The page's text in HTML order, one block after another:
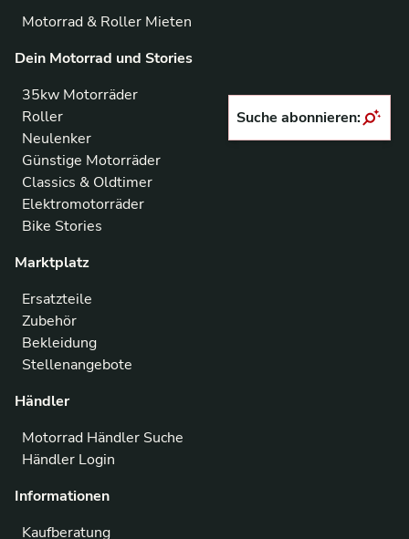
Motorrad & Roller Mieten
Dein Motorrad und Stories
35kw Motorräder
Roller
Neulenker
Günstige Motorräder
Classics & Oldtimer
Elektromotorräder
Bike Stories
Marktplatz
Ersatzteile
Zubehör
Bekleidung
Stellenangebote
Händler
Motorrad Händler Suche
Händler Login
Informationen
Kaufberatung
Suche abonnieren: